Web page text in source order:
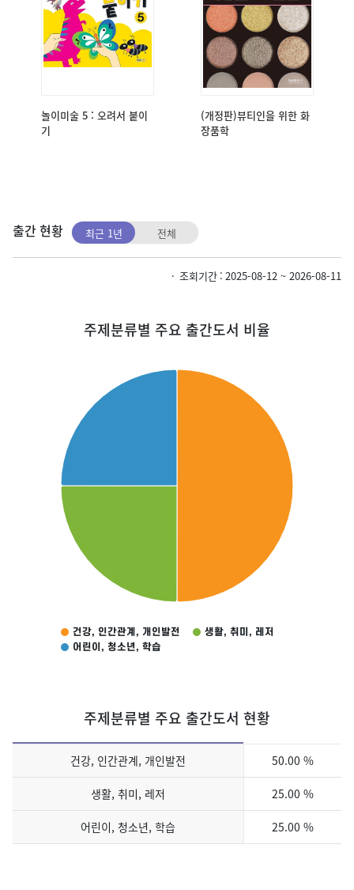
놀이미술 5 : 오려서 붙이
기
(개정판)뷰티인을 위한 화
장품학
출간 현황 최근 1년 전체
조회기간 2025-08-12 ~ 2026-08-11
주제분류별 주요 출간도서 비율
Pie chart with 3 slices.
건강, 인간관계, 개인발전
생활, 취미, 레저
어린이, 청소년, 학습
주제분류별 주요 출간도서 현황
건강, 인간관계, 개인발전 50.00 %
생활, 취미, 레저 25.00 %
어린이, 청소년, 학습 25.00 %